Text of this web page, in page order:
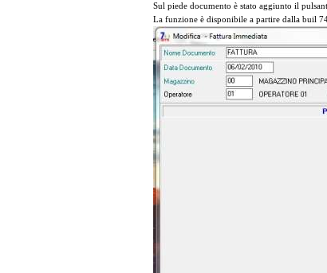
Sul piede documento è stato aggiunto il
La funzione è disponibile a partire dalla buil